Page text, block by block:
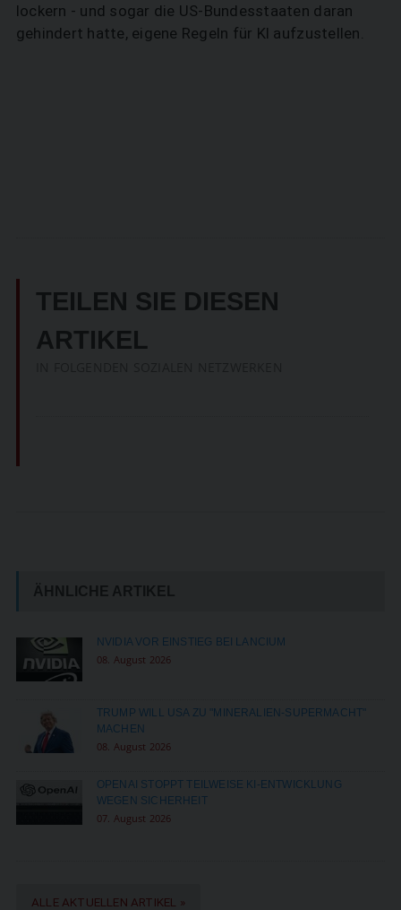
lockern - und sogar die US-Bundesstaaten daran
gehindert hatte, eigene Regeln für KI aufzustellen.
TEILEN SIE DIESEN
ARTIKEL
ÄHNLICHE ARTIKEL
NVIDIA VOR EINSTIEG BEI LANCIUM
08. August 2026
TRUMP WILL USA ZU "MINERALIEN-SUPERMACHT"
MACHEN
08. August 2026
OPENAI STOPPT TEILWEISE KI-ENTWICKLUNG
WEGEN SICHERHEIT
07. August 2026
ALLE AKTUELLEN ARTIKEL »